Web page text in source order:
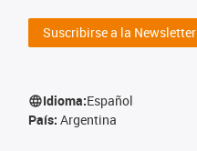
Suscribirse a la Newsletter
Idioma:Español
País: Argentina